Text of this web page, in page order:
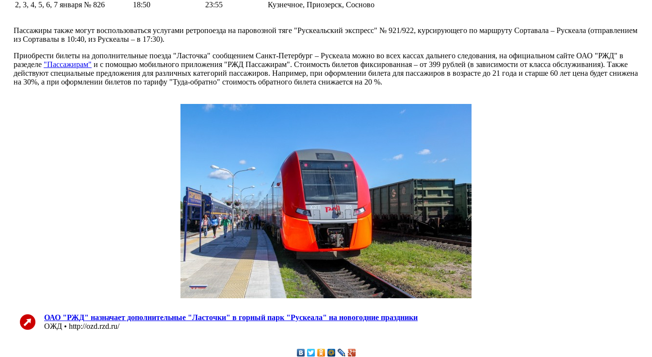
2, 3, 4, 5, 6, 7 января № 826 18:50 23:55 Кузнечное, Приозерск, Сосново
Пассажиры также могут воспользоваться услугами ретропоезда на паровозной тяге "Рускеальский экспресс" № 921/922, курсирующего по маршруту Сортавала – Рускеала (отправлением
из Сортавалы в 10:40, из Рускеалы – в 17:30).
Приобрести билеты на дополнительные поезда "Ласточка" сообщением Санкт-Петербург – Рускеала можно во всех кассах дальнего следования, на официальном сайте ОАО "РЖД" в
разеделе "Пассажирам" и с помощью мобильного приложения "РЖД Пассажирам". Стоимость билетов фиксированная – от 399 рублей (в зависимости от класса обслуживания). Также
действуют специальные предложения для различных категорий пассажиров. Например, при оформлении билета для пассажиров в возрасте до 21 года и старше 60 лет цена будет снижена
на 30%, а при оформлении билетов по тарифу "Туда-обратно" стоимость обратного билета снижается на 20 %.
ОАО "РЖД" назначает дополнительные "Ласточки" в горный парк "Рускеала" на новогодние праздники
ОЖД • http://ozd.rzd.ru/